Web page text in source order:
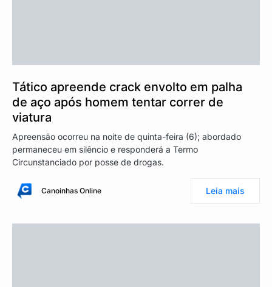
Tático apreende crack envolto em palha
de aço após homem tentar correr de
viatura
Apreensão ocorreu na noite de quinta-feira (6); abordado
permaneceu em silêncio e responderá a Termo
Circunstanciado por posse de drogas.
Canoinhas Online Leia mais